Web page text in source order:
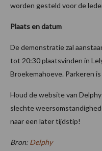
worden gesteld voor de
Plaats en datum
De demonstratie zal
tot 20:30 plaatsvinden in
Broekemahoeve. Parkeren
Houd de website van
slechte
naar een later tijdstip!
Bron: Delphy